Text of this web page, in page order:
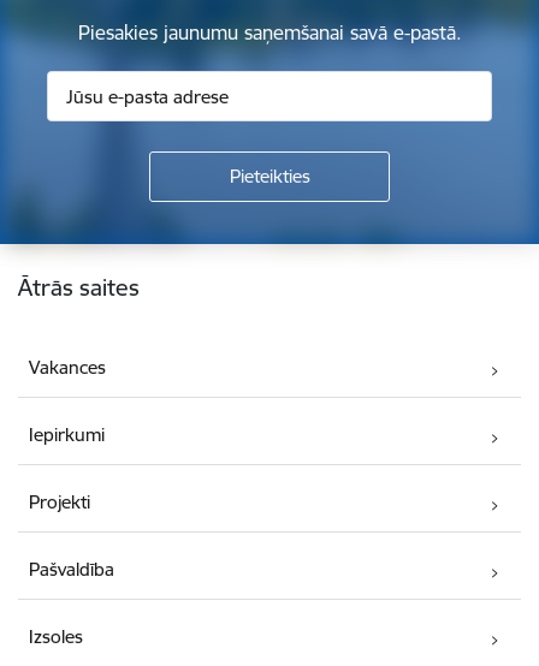
Piesakies jaunumu saņemšanai savā e-pastā.
Kājene
Ātrās saites
Vakances
Iepirkumi
Projekti
Pašvaldība
Izsoles